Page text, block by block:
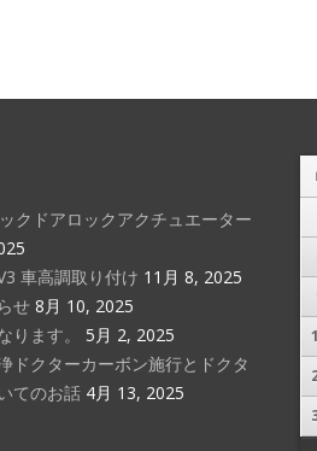
クドアロックアクチュエーター
車高調取り付け 11月 8, 2025
せ 8月 10, 2025
ります。
5月 2, 2025
ドクターカーボン施行とドクタ
てのお話 4月 13, 2025